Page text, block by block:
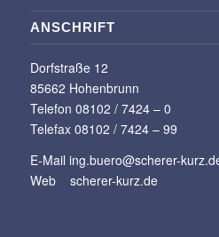
ANSCHRIFT
Dorfstraße 12
85662 Hohenbrunn
Telefon 08102 / 7424 – 0
Telefax 08102 / 7424 – 99
E-Mail ing.buero@scherer-
Web scherer-kurz.de